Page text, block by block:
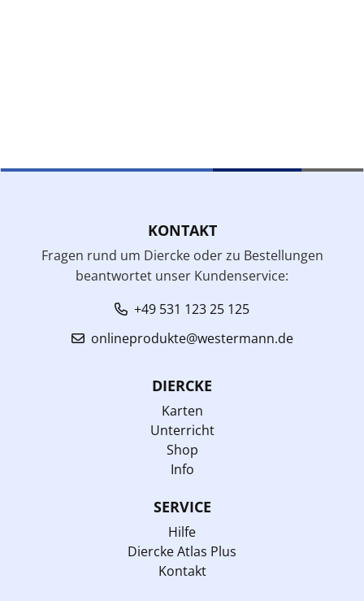
KONTAKT
Fragen rund um Diercke oder zu Bestellungen
beantwortet unser Kundenservice:
+49 531 123 25 125
onlineprodukte@westermann.de
DIERCKE
Karten
Unterricht
Shop
Info
SERVICE
Hilfe
Diercke Atlas Plus
Kontakt